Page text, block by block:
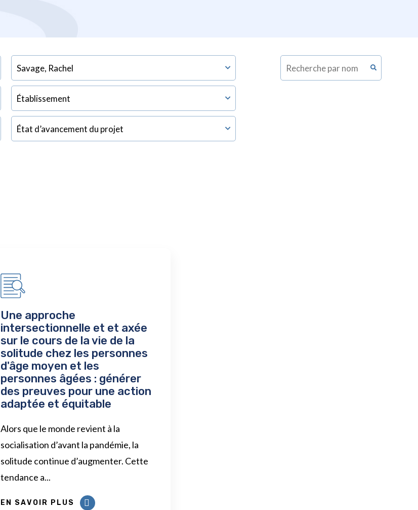
Une approche
intersectionnelle et et axée
sur le cours de la vie de la
solitude chez les personnes
d'âge moyen et les
personnes âgées : générer
des preuves pour une action
adaptée et équitable
Alors que le monde revient à la
socialisation d’avant la pandémie, la
solitude continue d’augmenter. Cette
tendance a...
EN SAVOIR PLUS